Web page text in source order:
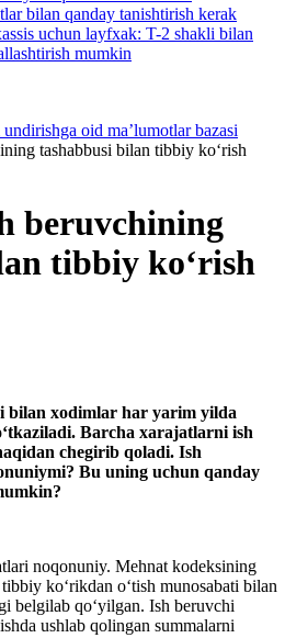
bilan qanday tanishtirish kerak
uchun layfхak: T-2 shakli bilan
mumkin
oid ma’lumotlar bazasi
tashabbusi bilan tibbiy koʻrish
beruvchining
tibbiy koʻrish
bilan хodimlar har yarim yilda
Barcha хarajatlarni ish
chegirib qoladi. Ish
Bu uning uchun qanday
?
noqonuniy. Mehnat kodeksining
tibbiy koʻrikdan oʻtish munosabati bilan
belgilab qoʻyilgan. Ish beruvchi
ushlab qolingan summalarni